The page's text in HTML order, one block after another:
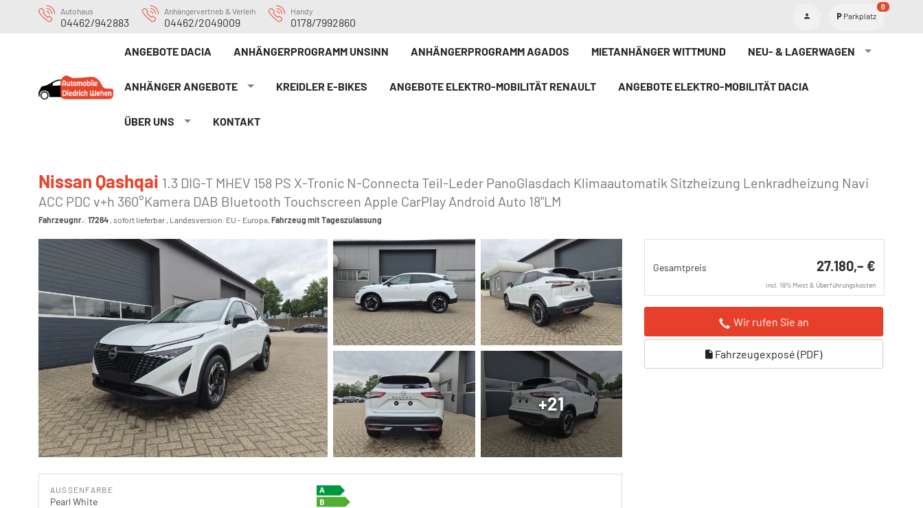
Autohaus
04462/942883
Anhängervertrieb & Verleih
04462/2049009
Handy
0178/7992860
Parkplatz
0
ANGEBOTE DACIA ANHÄNGERPROGRAMM UNSINN ANHÄNGERPROGRAMM AGADOS MIETANHÄNGER WITTMUND NEU- & LAGERWAGEN
ANHÄNGER ANGEBOTE KREIDLER E-BIKE`S ANGEBOTE ELEKTRO-MOBILITÄT RENAULT ANGEBOTE ELEKTRO-MOBILITÄT DACIA
ÜBER UNS KONTAKT
Nissan Qashqai 1.3 DIG-T MHEV 158 PS X-Tronic N-Connecta Teil-Leder PanoGlasdach Klimaautomatik Sitzheizung Lenkradheizung Navi
ACC PDC v+h 360°Kamera DAB Bluetooth Touchscreen Apple CarPlay Android Auto 18"LM
Fahrzeugnr.: 17264 , sofort lieferbar , Landesversion: EU - Europa, Fahrzeug mit Tageszulassung
Gesamtpreis 27.180,– €
incl. 19% Mwst & Überführungskosten
Wir rufen Sie an
Fahrzeugexposé (PDF)
+21
AUSSENFARBE
Pearl White